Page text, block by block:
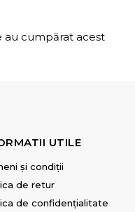
au cumpărat acest
UTILE
și condiții
de retur
de confidențialitate